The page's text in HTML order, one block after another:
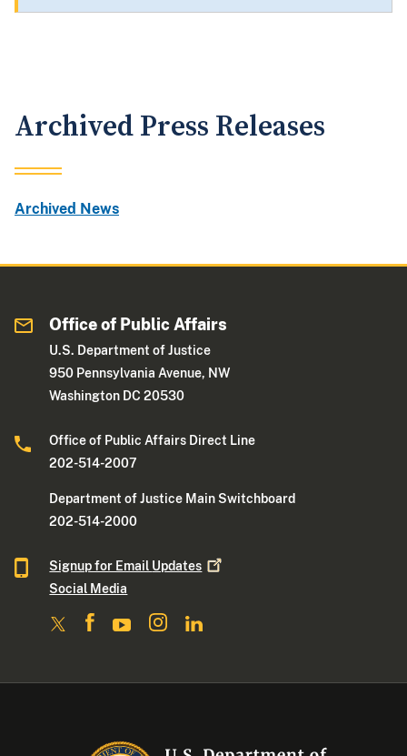
Archived Press Releases
Archived News
Office of Public Affairs
U.S. Department of Justice
950 Pennsylvania Avenue, NW
Washington DC 20530
Office of Public Affairs Direct Line
202-514-2007
Department of Justice Main Switchboard
202-514-2000
Signup for Email Updates
Social Media